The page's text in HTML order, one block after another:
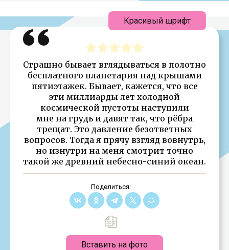
Страшно бывает вглядываться в полотно
бесплатного планетария над крышами
пятиэтажек. Бывает, кажется, что все
эти миллиарды лет холодной
космической пустоты наступили
мне на грудь и давят так, что рёбра
трещат. Это давление безответных
вопросов. Тогда я прячу взгляд вовнутрь,
но изнутри на меня смотрит точно
такой же древний небесно-синий океан.
Поделиться:
Вставить на фото
Красивый шрифт